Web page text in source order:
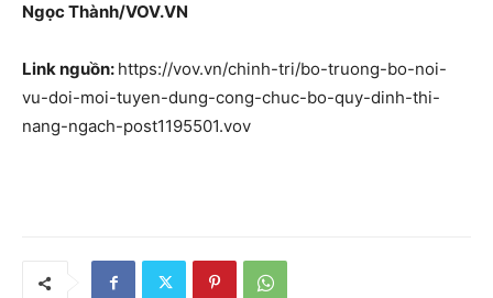
Ngọc Thành/VOV.VN
Link nguồn: https://vov.vn/chinh-tri/bo-truong-bo-noi-
vu-doi-moi-tuyen-dung-cong-chuc-bo-quy-dinh-thi-
nang-ngach-post1195501.vov